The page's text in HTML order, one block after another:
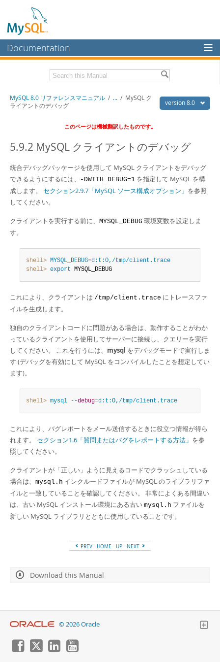
Documentation
MySQL Enterprise
Workbench
Connectors
More
MySQL.com
Downloads
Developer Zone
Download this Manual version 8.0
MySQL 8.0 リファレンスマニュアル / ... / MySQL ク
ライアントのデバッグ
このページは機械翻訳したものです。
5.9.2 MySQL クライアントのデバッグ
統合デバッグパッケージを使用して MySQL クライアントをデバッグ
できるようにするには、
-DWITH_DEBUG=1 を指定して MySQL を構
成します。 セクション2.9.7「MySQL ソース構成オプション」 を参照
してください。
クライアントを実行する前に、 MYSQL_DEBUG 環境変数を設定しま
す。
shell> MYSQL_DEBUG=d:t:O,/tmp/client.trace
shell> export MYSQL_DEBUG
これにより、クライアントは /tmp/client.trace にトレースファ
イルを生成します。
独自のクライアントコードに問題がある場合は、動作することがわか
っているクライアントを使用してサーバーに接続し、クエリーを実行
してください。 これを行うには、 mysql をデバッグモードで実行しま
す (デバッグを有効にして MySQL をコンパイルしたことを想定してい
ます)。
shell> mysql --debug=d:t:O,/tmp/client.trace
これにより、バグレポートをメール送信するときに役立つ情報が得ら
れます。 セクション1.6「質問またはバグをレポートする方法」 を参
照してください。
クライアントが「正しい」ように見えるコードでクラッシュしている
場合は、 mysql.h インクルードファイルが MySQL のライブラリファ
イルと一致していることを確認してください。 非常によくある間違い
は、古い MySQL インストール環境にある古い mysql.h ファイルを
新しい MySQL ライブラリとともに使用していることです。
PREV HOME UP NEXT
Download this Manual
© 2026 Oracle